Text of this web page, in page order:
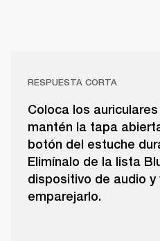
RESPUESTA CORTA
Coloca los
mantén la tapa
botón del estuche
Elimínalo de la lista
dispositivo de audio y
emparejarlo.